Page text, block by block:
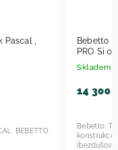
,
BEBETTO
Bebetto
PRO Si
Skladem
14 300
Bebetto
(bezdušová